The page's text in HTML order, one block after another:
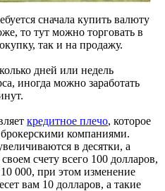
сначала купить валюту
то тут можно торговать в
так и на продажу.
дней или недель
иногда можно заработать
кредитное плечо, которое
брокерскими компаниями.
в десятки, а
счету всего 100 долларов,
000, при этом изменение
вам 10 долларов, а такие